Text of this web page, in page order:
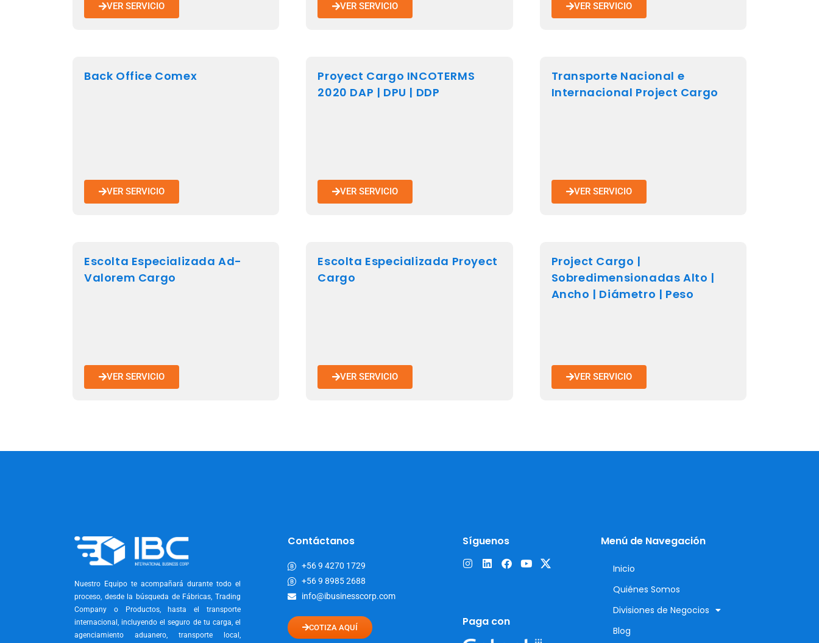
VER SERVICIO VER SERVICIO VER SERVICIO
Back Office Comex
VER SERVICIO
Proyect Cargo INCOTERMS
2020 DAP | DPU | DDP
VER SERVICIO
Transporte Nacional e
Internacional Project Cargo
VER SERVICIO
Escolta Especializada Ad-
Valorem Cargo
VER SERVICIO
Escolta Especializada Proyect
Cargo
VER SERVICIO
Project Cargo |
Sobredimensionadas Alto |
Ancho | Diámetro | Peso
VER SERVICIO
Nuestro Equipo te acompañará durante todo el
proceso, desde la búsqueda de Fábricas, Trading
Company o Productos, hasta el transporte
internacional, incluyendo el seguro de tu carga, el
agenciamiento aduanero, transporte local,
Contáctanos
+56 9 4270 1729
+56 9 8985 2688
info@ibusinesscorp.com
COTIZA AQUÍ
Síguenos
Paga con
Menú de Navegación
Inicio
Quiénes Somos
Divisiones de Negocios
Blog